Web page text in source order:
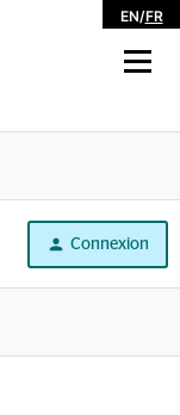
EN/FR
Connexion